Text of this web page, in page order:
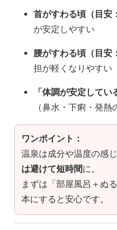
首がすわる頃（目安
が安定しやすい
腰がすわる頃（目安
担が軽くなりやすい
「体調が安定してい
（鼻水・下痢・発熱
ワンポイント：
温泉は成分や温度の感
は避けて短時間に。
まずは「部屋風呂＋ぬ
本にすると安心です。